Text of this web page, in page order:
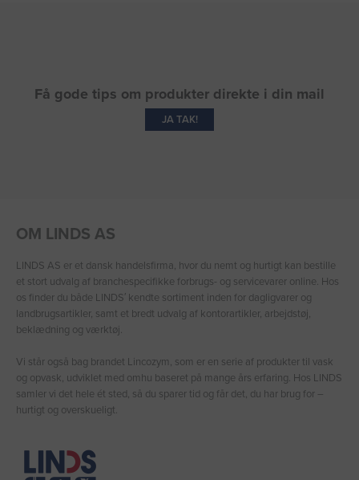
Få gode tips om produkter direkte i din mail
JA TAK!
OM LINDS AS
LINDS AS er et dansk handelsfirma, hvor du nemt og hurtigt kan bestille
et stort udvalg af branchespecifikke forbrugs- og servicevarer online. Hos
os finder du både LINDS′ kendte sortiment inden for dagligvarer og
landbrugsartikler, samt et bredt udvalg af kontorartikler, arbejdstøj,
beklædning og værktøj.
Vi står også bag brandet Lincozym, som er en serie af produkter til vask
og opvask, udviklet med omhu baseret på mange års erfaring. Hos LINDS
samler vi det hele ét sted, så du sparer tid og får det, du har brug for –
hurtigt og overskueligt.